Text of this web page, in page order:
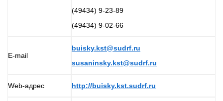
(49434) 9-23-89
(49434) 9-02-66
E-mail
buisky.kst@sudrf.ru
susaninsky.kst@sudrf.ru
Web-адрес http://buisky.kst.sudrf.ru